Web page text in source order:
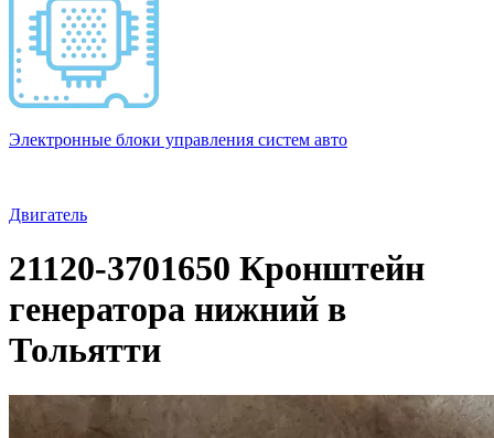
Электронные блоки управления систем авто
Двигатель
21120-3701650 Кронштейн
генератора нижний в
Тольятти